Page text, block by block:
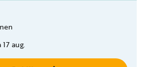
binnen 24 uur
17 aug.